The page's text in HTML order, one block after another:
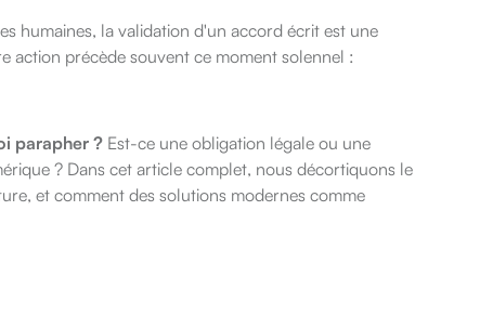
humaines, la validation d'un accord écrit est une
action précède souvent ce moment solennel :
parapher ? Est-ce une obligation légale ou une
? Dans cet article complet, nous décortiquons le
et comment des solutions modernes comme